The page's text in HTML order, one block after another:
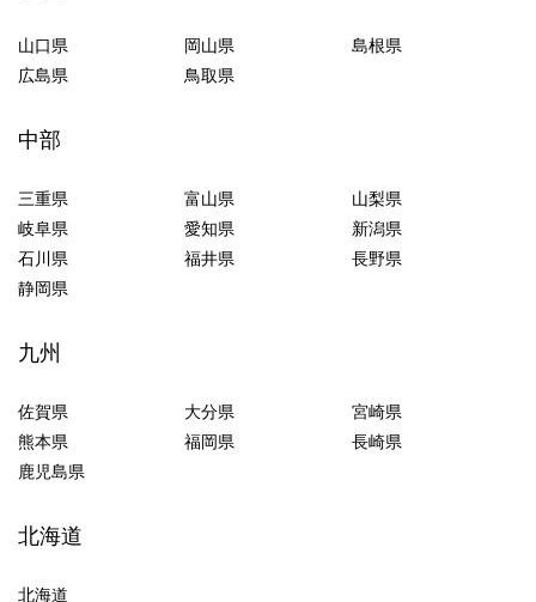
山口県 岡山県
島根県
広島県
鳥取県
中部
三重県 富山県
山梨県
岐阜県
愛知県
新潟県
石川県
福井県
長野県
静岡県
九州
佐賀県 大分県
宮崎県
熊本県
福岡県
長崎県
鹿児島県
北海道
北海道